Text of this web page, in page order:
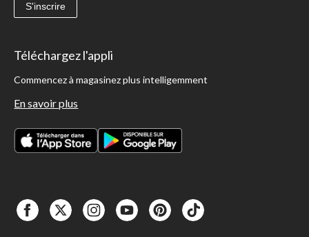
S'inscrire
Téléchargez l'appli
Commencez à magasinez plus intelligemment
En savoir plus